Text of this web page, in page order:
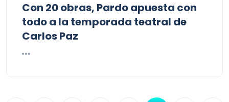
Con 20 obras, Pardo apuesta con
todo a la temporada teatral de
Carlos Paz